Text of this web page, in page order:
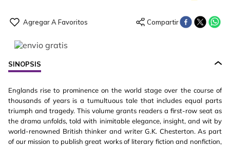
SINOPSIS
Englands rise to prominence on the world stage over the course of
thousands of years is a tumultuous tale that includes equal parts
triumph and tragedy. This volume grants readers a first-row seat as
the drama unfolds, told with inimitable elegance, insight, and wit by
world-renowned British thinker and writer G.K. Chesterton. As part
of our mission to publish great works of literary fiction and nonfiction,